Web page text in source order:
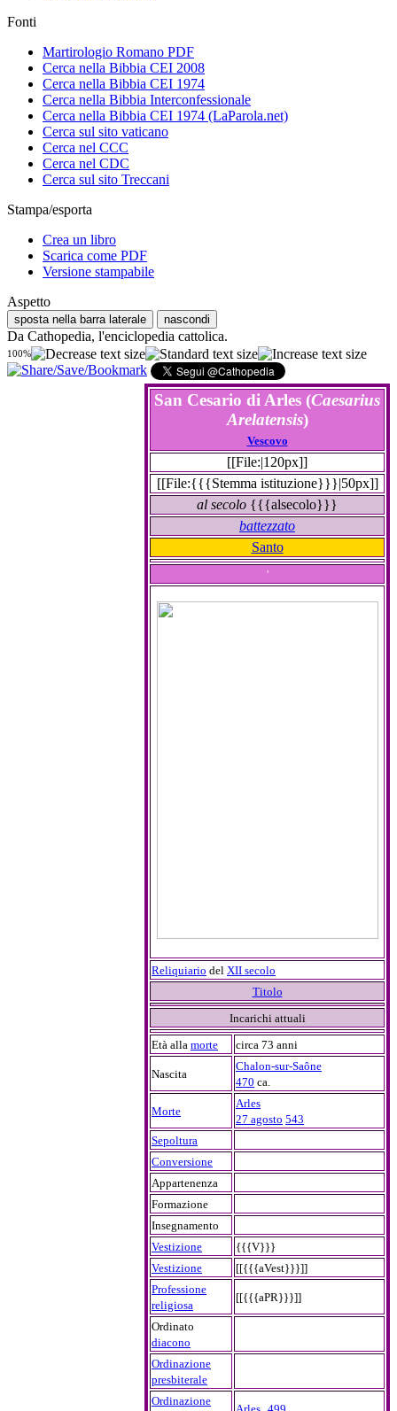
Fonti
Martirologio Romano PDF
Cerca nella Bibbia CEI 2008
Cerca nella Bibbia CEI 1974
Cerca nella Bibbia Interconfessionale
Cerca nella Bibbia CEI 1974 (LaParola.net)
Cerca sul sito vaticano
Cerca nel CCC
Cerca nel CDC
Cerca sul sito Treccani
Stampa/esporta
Crea un libro
Scarica come PDF
Versione stampabile
Aspetto
sposta nella barra laterale nascondi
Da Cathopedia, l'enciclopedia cattolica.
100%
San Cesario di Arles (Caesarius
Arelatensis)
Vescovo
[[File:|120px]]
[[File:{{{Stemma istituzione}}}|50px]]
al secolo {{{alsecolo}}}
battezzato
Santo
'
Reliquiario del XII secolo
Titolo
Incarichi attuali
Età alla morte circa 73 anni
Nascita
Chalon-sur-Saône
470 ca.
Morte
Arles
27 agosto 543
Sepoltura
Conversione
Appartenenza
Formazione
Insegnamento
Vestizione
{{{V}}}
Vestizione
[[{{{aVest}}}]]
Professione
religiosa
[[{{{aPR}}}]]
Ordinato
diacono
Ordinazione
presbiterale
Ordinazione